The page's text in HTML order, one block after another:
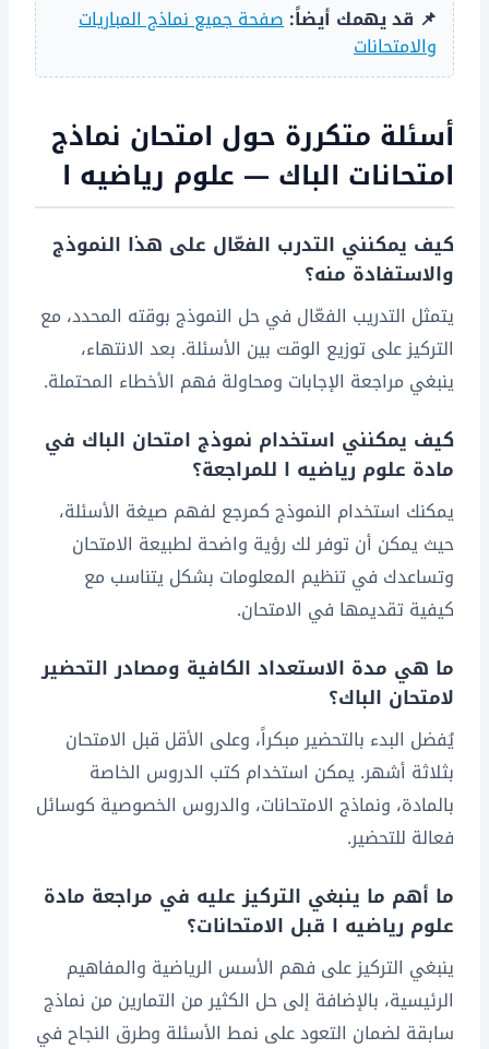
📌 قد يهمك أيضاً:صفحة جميع نماذج المباريات
والامتحانات
أسئلة متكررة حول امتحان نماذج
امتحانات الباك — علوم رياضيه ا
كيف يمكنني التدرب الفعّال على هذا النموذج
والاستفادة منه؟
يتمثل التدريب الفعّال في حل النموذج بوقته المحدد، مع
التركيز على توزيع الوقت بين الأسئلة. بعد الانتهاء،
ينبغي مراجعة الإجابات ومحاولة فهم الأخطاء المحتملة.
كيف يمكنني استخدام نموذج امتحان الباك في
مادة علوم رياضيه ا للمراجعة؟
يمكنك استخدام النموذج كمرجع لفهم صيغة الأسئلة،
حيث يمكن أن توفر لك رؤية واضحة لطبيعة الامتحان
وتساعدك في تنظيم المعلومات بشكل يتناسب مع
كيفية تقديمها في الامتحان.
ما هي مدة الاستعداد الكافية ومصادر التحضير
لامتحان الباك؟
يُفضل البدء بالتحضير مبكراً، وعلى الأقل قبل الامتحان
بثلاثة أشهر. يمكن استخدام كتب الدروس الخاصة
بالمادة، ونماذج الامتحانات، والدروس الخصوصية كوسائل
فعالة للتحضير.
ما أهم ما ينبغي التركيز عليه في مراجعة مادة
علوم رياضيه ا قبل الامتحانات؟
ينبغي التركيز على فهم الأسس الرياضية والمفاهيم
الرئيسية، بالإضافة إلى حل الكثير من التمارين من نماذج
سابقة لضمان التعود على نمط الأسئلة وطرق النجاح في